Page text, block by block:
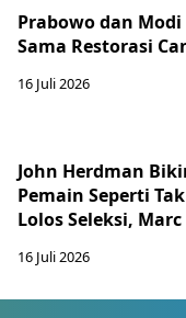
Prabowo dan Modi
Sama Restorasi
16 Juli 2026
John Herdman
Pemain Seperti
Lolos Seleksi,
16 Juli 2026